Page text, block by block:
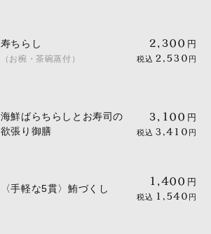
寿ちらし
（お椀・茶碗蒸付）
2,300 円
税込 2,530 円
海鮮ばらちらしとお寿司の
欲張り御膳
3,100 円
税込 3,410 円
〈手軽な5貫〉鮪づくし
1,400 円
税込 1,540 円